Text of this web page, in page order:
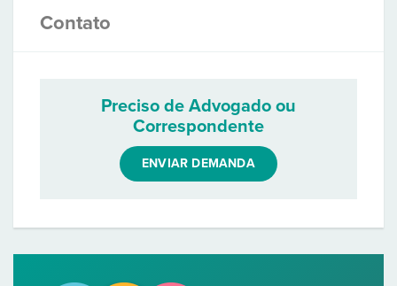
Contato
Preciso de Advogado ou
Correspondente
ENVIAR DEMANDA